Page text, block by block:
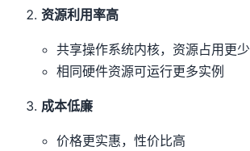
资源利用率高
共享操作系统内核，资源占用更少
相同硬件资源可运行更多实例
成本低廉
价格更实惠，性价比高